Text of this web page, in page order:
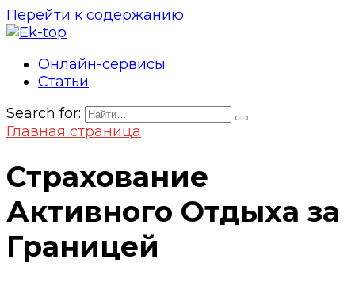
Перейти к содержанию
Онлайн-сервисы
Статьи
Search for:
Главная страница
Страхование
Активного Отдыха за
Границей